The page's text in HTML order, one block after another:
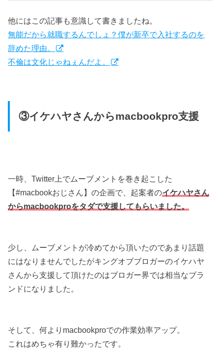
他にはこの記事も意識して書きましたね。
無能だから就職するんでしょ？僕が新卒で入社するのを
辞めた理由。
不倫は文化じゃねぇんだよ。
③イケハヤさんからmacbookpro支援
一時、Twitter上でムーブメントを巻き起こした
【#macbookおじさん】の企画で、起案者のイケハヤさん
からmacbookproをタダで支援してもらいました。
少し、ムーブメントが冷めてから頂いたのであまり話題
にはなりませんでしたがキングオブブロガーのイケハヤ
さんから支援して頂けたのはブロガー界では相当なブラ
ンドになりました。
そして、何よりmacbookproでの作業効率アップ。
これはめちゃ有り難かったです。